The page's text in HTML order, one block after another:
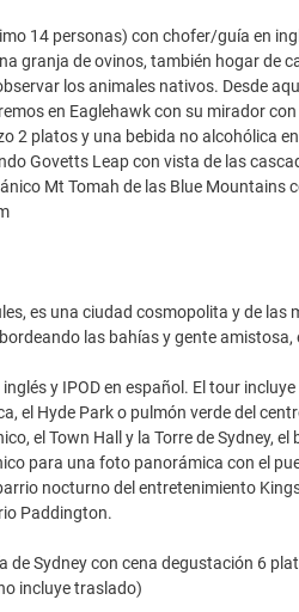
14 personas) con chofer/guía en
granja de ovinos, también hogar de
los animales nativos. Desde
en Eaglehawk con su mirador
2 platos y una bebida no alcohólica
Govetts Leap con vista de las
Mt Tomah de las Blue Mountains
es una ciudad cosmopolita y de
las bahías y gente amistosa,
y IPOD en español. El tour
el Hyde Park o pulmón verde del
el Town Hall y la Torre de Sydney,
para una foto panorámica con el
nocturno del entretenimiento
Paddington.
Sydney con cena degustación 6
incluye traslado)